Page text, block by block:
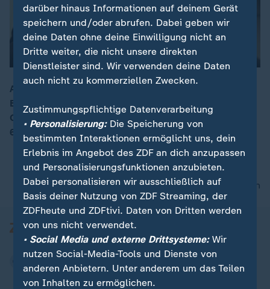
00:16
Anlässlich der olympischen Winterspiele hat Prinz
Edward Mailand besucht. Beim Besuch einer Charity-
Organisation für Kinder und Jugendliche spielte der
61-Jährige sogar eine Runde Tischtennis.
nach oben
darüber hinaus Informationen auf deinem Gerät
speichern und/oder abrufen. Dabei geben wir
deine Daten ohne deine Einwilligung nicht an
Dritte weiter, die nicht unsere direkten
Dienstleister sind. Wir verwenden deine Daten
auch nicht zu kommerziellen Zwecken.
Zustimmungspflichtige Datenverarbeitung
• Personalisierung:Die Speicherung von
bestimmten Interaktionen ermöglicht uns, dein
Erlebnis im Angebot des ZDF an dich anzupassen
und Personalisierungsfunktionen anzubieten.
Dabei personalisieren wir ausschließlich auf
Basis deiner Nutzung von ZDF Streaming, der
ZDFheute und ZDFtivi. Daten von Dritten werden
von uns nicht verwendet.
• Social Media und externe Drittsysteme:Wir
nutzen Social-Media-Tools und Dienste von
anderen Anbietern. Unter anderem um das Teilen
von Inhalten zu ermöglichen.